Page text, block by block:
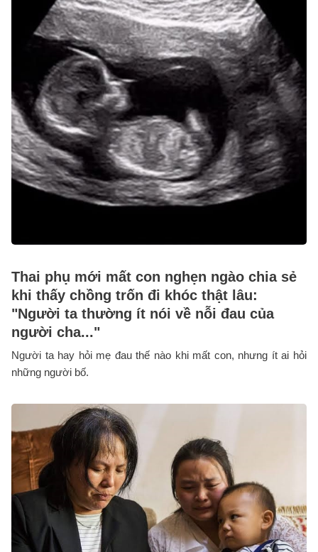
Thai phụ mới mất con nghẹn ngào chia sẻ
khi thấy chồng trốn đi khóc thật lâu:
"Người ta thường ít nói về nỗi đau của
người cha..."
Người ta hay hỏi mẹ đau thế nào khi mất con, nhưng ít ai hỏi
những người bố.